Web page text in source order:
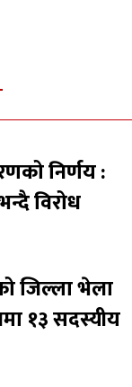
निर्णय :
विरोध
जिल्ला भेला
१३ सदस्यीय